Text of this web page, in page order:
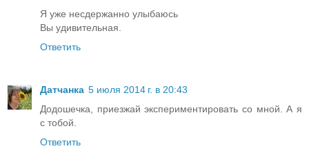
Я уже несдержанно улыбаюсь
Вы удивительная.
Ответить
Датчанка 5 июля 2014 г. в 20:43
Додошечка, приезжай экспериментировать со мной. А я
с тобой.
Ответить